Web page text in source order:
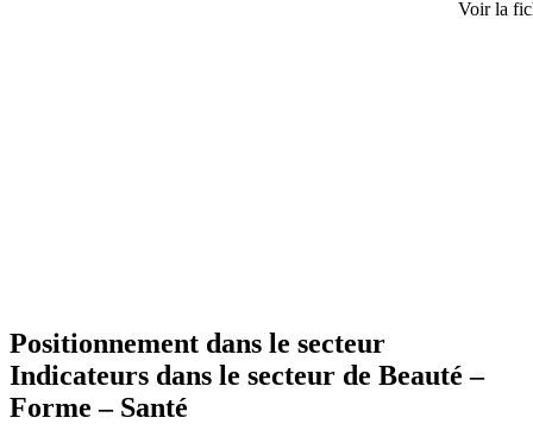
Voir la
Positionnement dans le secteur
Indicateurs dans le secteur de Beauté –
Forme – Santé